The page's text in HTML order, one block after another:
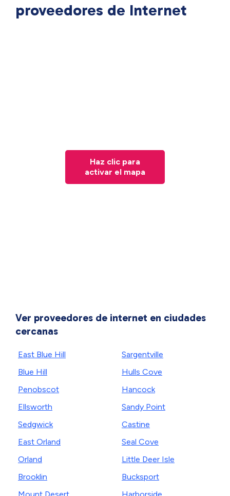
proveedores de Internet
Haz clic para
activar el mapa
Ver proveedores de internet en ciudades
cercanas
East Blue Hill
Blue Hill
Penobscot
Ellsworth
Sedgwick
East Orland
Orland
Brooklin
Sargentville
Hulls Cove
Hancock
Sandy Point
Castine
Seal Cove
Little Deer Isle
Bucksport